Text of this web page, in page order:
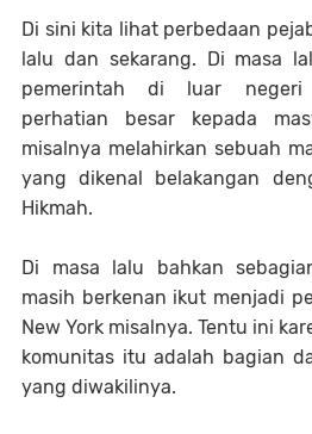
Di sini kita lihat perbedaan
lalu dan sekarang. Di masa
pemerintah di luar negeri
perhatian besar kepada
misalnya melahirkan sebuah
yang dikenal belakangan
Hikmah.
Di masa lalu bahkan
masih berkenan ikut menjadi
New York misalnya. Tentu ini
komunitas itu adalah bagian
yang diwakilinya.